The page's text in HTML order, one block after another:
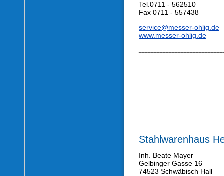
Tel.0711 - 562510
Fax 0711 - 557438
service@messer-ohlig.de
www.messer-ohlig.de
Stahlwarenhaus
Inh. Beate Mayer
Gelbinger Gasse 16
74523 Schwäbisch Hall